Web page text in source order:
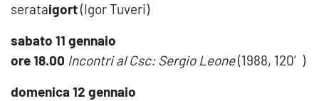
serataigort(Igor Tuveri)
sabato 11 gennaio
ore 18.00 Incontri al Csc: Sergio Leone(1988, 120′)
domenica 12 gennaio